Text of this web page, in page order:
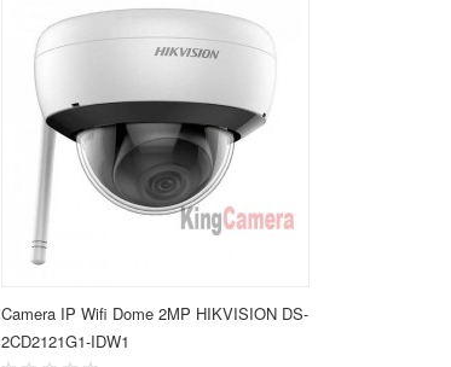
Camera IP Wifi Dome 2MP HIKVISION DS-
2CD2121G1-IDW1